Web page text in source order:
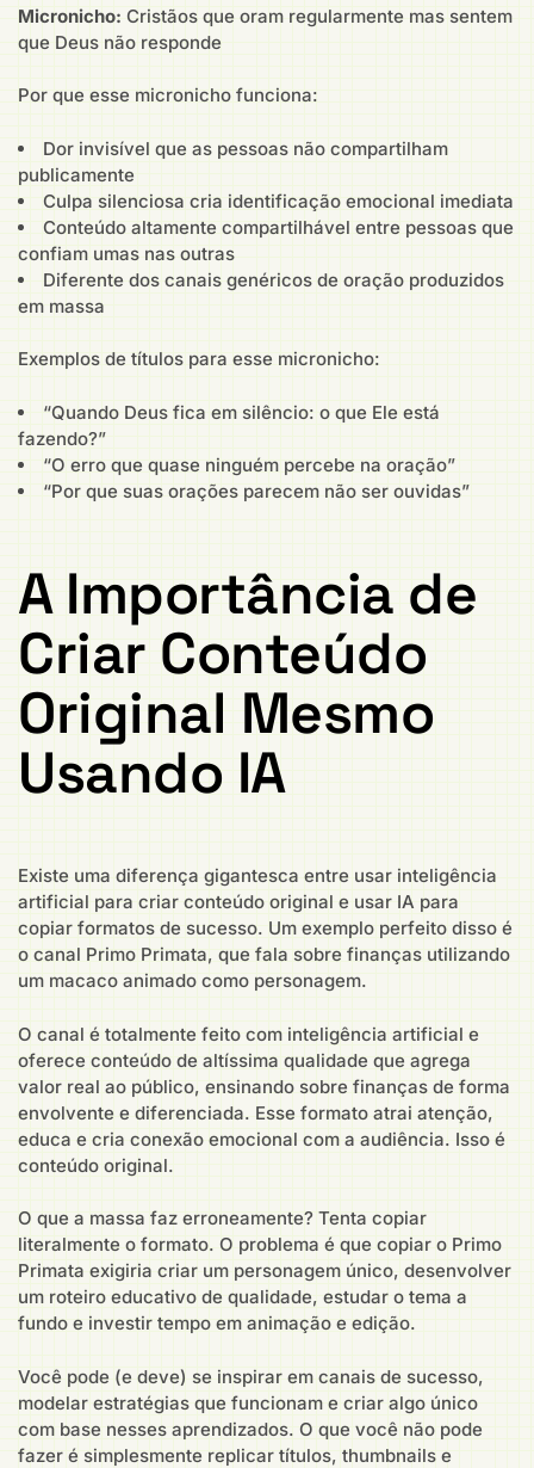
Micronicho: Cristãos que oram regularmente mas sentem
que Deus não responde
Por que esse micronicho funciona:
Dor invisível que as pessoas não compartilham
publicamente
Culpa silenciosa cria identificação emocional imediata
Conteúdo altamente compartilhável entre pessoas que
confiam umas nas outras
Diferente dos canais genéricos de oração produzidos
em massa
Exemplos de títulos para esse micronicho:
“Quando Deus fica em silêncio: o que Ele está
fazendo?”
“O erro que quase ninguém percebe na oração”
“Por que suas orações parecem não ser ouvidas”
A Importância de
Criar Conteúdo
Original Mesmo
Usando IA
Existe uma diferença gigantesca entre usar inteligência
artificial para criar conteúdo original e usar IA para
copiar formatos de sucesso. Um exemplo perfeito disso é
o canal Primo Primata, que fala sobre finanças utilizando
um macaco animado como personagem.
O canal é totalmente feito com inteligência artificial e
oferece conteúdo de altíssima qualidade que agrega
valor real ao público, ensinando sobre finanças de forma
envolvente e diferenciada. Esse formato atrai atenção,
educa e cria conexão emocional com a audiência. Isso é
conteúdo original.
O que a massa faz erroneamente? Tenta copiar
literalmente o formato. O problema é que copiar o Primo
Primata exigiria criar um personagem único, desenvolver
um roteiro educativo de qualidade, estudar o tema a
fundo e investir tempo em animação e edição.
Você pode (e deve) se inspirar em canais de sucesso,
modelar estratégias que funcionam e criar algo único
com base nesses aprendizados. O que você não pode
fazer é simplesmente replicar títulos, thumbnails e